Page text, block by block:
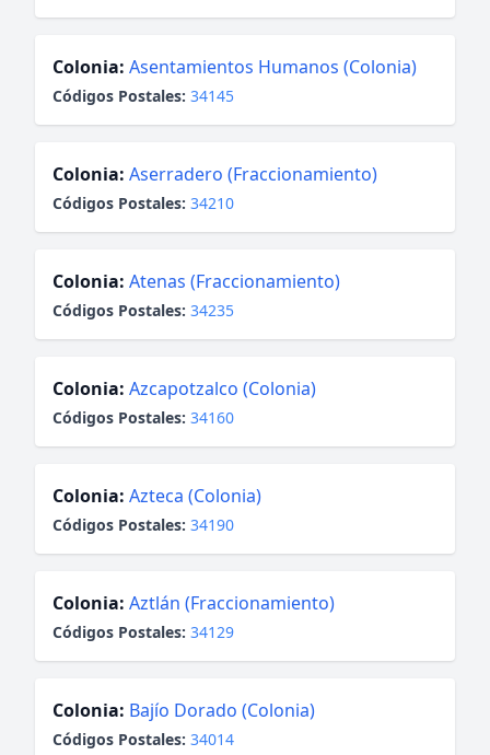
Colonia: Asentamientos Humanos (Colonia)
Códigos Postales: 34145
Colonia: Aserradero (Fraccionamiento)
Códigos Postales: 34210
Colonia: Atenas (Fraccionamiento)
Códigos Postales: 34235
Colonia: Azcapotzalco (Colonia)
Códigos Postales: 34160
Colonia: Azteca (Colonia)
Códigos Postales: 34190
Colonia: Aztlán (Fraccionamiento)
Códigos Postales: 34129
Colonia: Bajío Dorado (Colonia)
Códigos Postales: 34014